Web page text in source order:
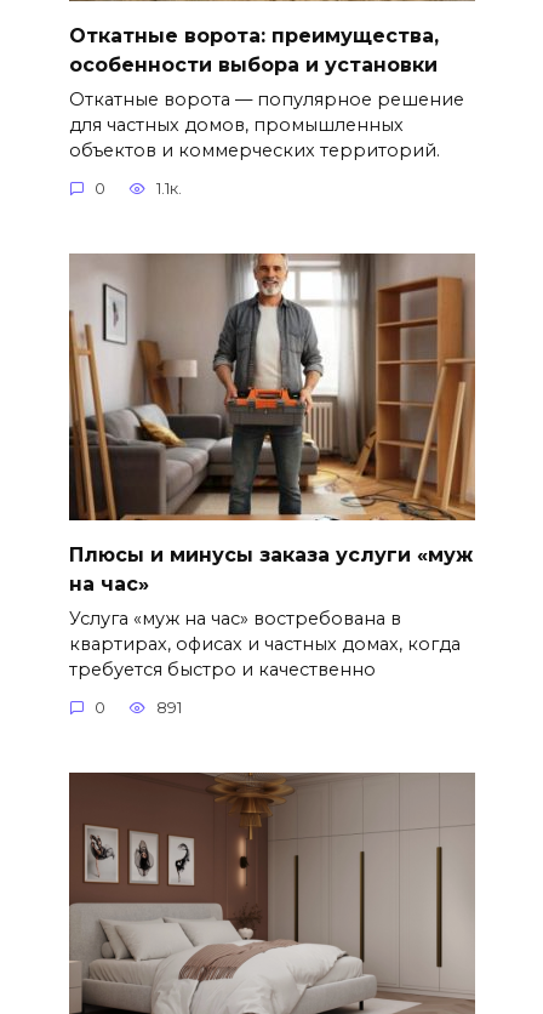
Откатные ворота: преимущества,
особенности выбора и установки
Откатные ворота — популярное решение
для частных домов, промышленных
объектов и коммерческих территорий.
0 1.1к.
Плюсы и минусы заказа услуги «муж
на час»
Услуга «муж на час» востребована в
квартирах, офисах и частных домах, когда
требуется быстро и качественно
0 891